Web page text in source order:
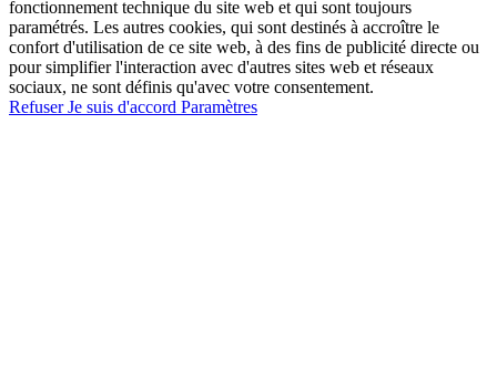
fonctionnement technique du site web et qui sont toujours
paramétrés. Les autres cookies, qui sont destinés à accroître le
confort d'utilisation de ce site web, à des fins de publicité directe ou
pour simplifier l'interaction avec d'autres sites web et réseaux
sociaux, ne sont définis qu'avec votre consentement.
RefuserJe suis d'accord Paramètres